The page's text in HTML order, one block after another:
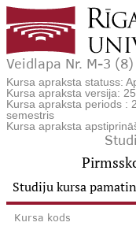
Veidlapa Nr. M-3 (8)
Kursa apraksta statuss:
Kursa apraksta versija:
Kursa apraksta periods :
semestris
Kursa apraksta
Studiju kursa
Kursa kods